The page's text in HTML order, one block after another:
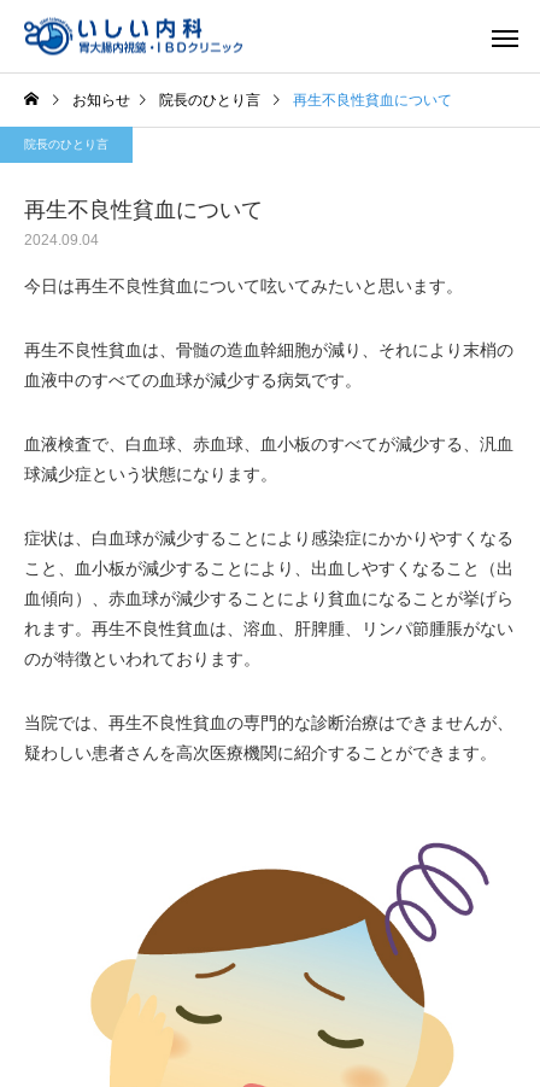
一般内科
お知らせ 院長のひとり言 再生不良性貧血について
院長のひとり言
再生不良性貧血について
2024.09.04
今日は再生不良性貧血について呟いてみたいと思います。
再生不良性貧血は、骨髄の造血幹細胞が減り、それにより末梢の
血液中のすべての血球が減少する病気です。
血液検査で、白血球、赤血球、血小板のすべてが減少する、汎血
球減少症という状態になります。
症状は、白血球が減少することにより感染症にかかりやすくなる
こと、血小板が減少することにより、出血しやすくなること（出
血傾向）、赤血球が減少することにより貧血になることが挙げら
れます。再生不良性貧血は、溶血、肝脾腫、リンパ節腫脹がない
のが特徴といわれております。
当院では、再生不良性貧血の専門的な診断治療はできませんが、
疑わしい患者さんを高次医療機関に紹介することができます。